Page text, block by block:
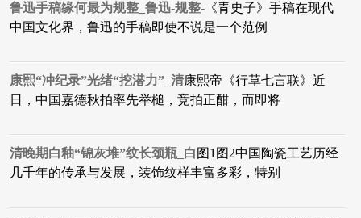
鲁迅手稿缘何最为规整_鲁迅-规整- 《青史子》手稿​在现代
中国文化界，鲁迅的手稿即使不说是一个范例
康熙“冲纪录”光绪“挖潜力”_清康熙帝《行草七言联》​近
日，中国嘉德秋拍率先举槌，竞拍正酣，而即将
清晚期白釉“锦灰堆”纹长颈瓶_白 图1图2中国陶瓷工艺历经
几千年的传承与发展，装饰纹样丰富多彩，特别